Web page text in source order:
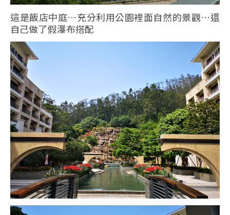
這是飯店中庭…充分利用公園裡面自然的景觀…還
自己做了假瀑布搭配